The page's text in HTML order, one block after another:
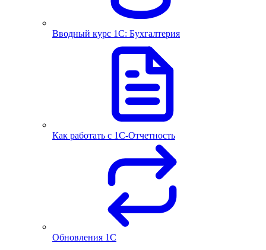
Вводный курс 1С: Бухгалтерия
Как работать с 1С‑Отчетность
Обновления 1С